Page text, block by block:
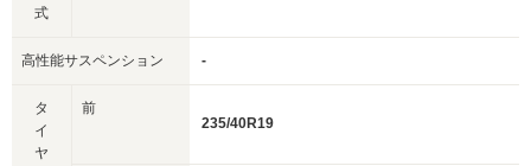
式
高性能サスペンション -
タ
イ
ヤ
前
235/40R19